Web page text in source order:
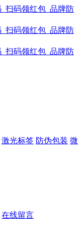
激光标签 防伪包装 微
在线留言